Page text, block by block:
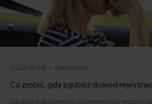
2023.10.08 • Samochód
Co zrobić, gdy zgubisz dowód
Zgubione dokumenty od samochodu jeszcze